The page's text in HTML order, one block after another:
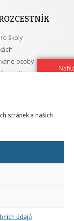
stránek a našich
údajů
školy
osoby
institut ČR
25
1